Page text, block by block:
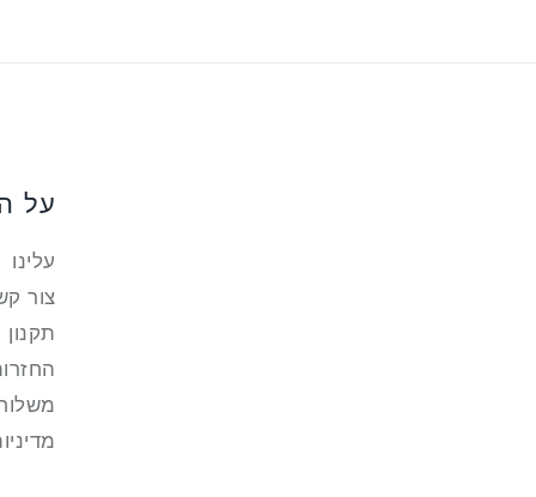
על
עלינו
צור
תקנון